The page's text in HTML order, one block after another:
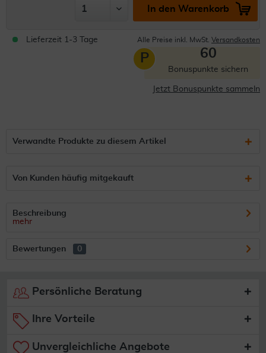
In den Warenkorb
Lieferzeit 1-3 Tage Alle Preise inkl. MwSt. Versandkosten
P 60
Bonuspunkte sichern
Jetzt Bonuspunkte sammeln
Verwandte Produkte zu diesem Artikel
Von Kunden häufig mitgekauft
Beschreibung
mehr
Bewertungen 0
Persönliche Beratung
Ihre Vorteile
Unvergleichliche Angebote